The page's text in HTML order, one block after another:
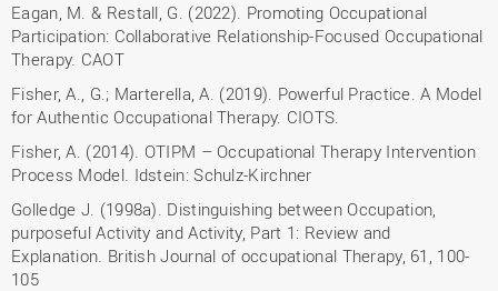
Eagan, M. & Restall, G. (2022). Promoting Occupational
Participation: Collaborative Relationship-Focused Occupational
Therapy. CAOT
Fisher, A., G.; Marterella, A. (2019). Powerful Practice. A Model
for Authentic Occupational Therapy. CIOTS.
Fisher, A. (2014). OTIPM – Occupational Therapy Intervention
Process Model. Idstein: Schulz-Kirchner
Golledge J. (1998a). Distinguishing between Occupation,
purposeful Activity and Activity, Part 1: Review and
Explanation. British Journal of occupational Therapy, 61, 100-
105